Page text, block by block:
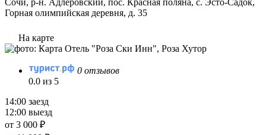
Горная олимпийская деревня, д. 35
На карте
0 отзывов
0.0 из 5
14:00 заезд
12:00 выезд
от 3 000 ₽